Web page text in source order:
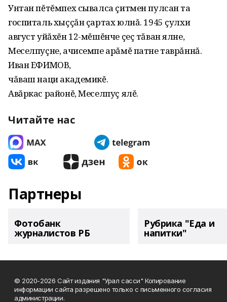
Унтан пĕтĕмпех сывалса çитмен пулсан та
госпиталь хыççăн çартах юлнă. 1945 çулхи
август уйăхĕн 12-мĕшĕнче çеç тăван ялне,
Меселпуçне, ачисемпе арăмĕ патне таврăннă.
Иван ЕФИМОВ,
чăваш наци академикĕ.
Авăркас районĕ, Меселпуç ялĕ.
Читайте нас
Партнеры
Фотобанк
журналистов РБ
Рубрика "Еда и
напитки"
© 2020-2026 Сайт издания "Урал сасси" Копирование
информации сайта разрешено только с письменного согласия
администрации.